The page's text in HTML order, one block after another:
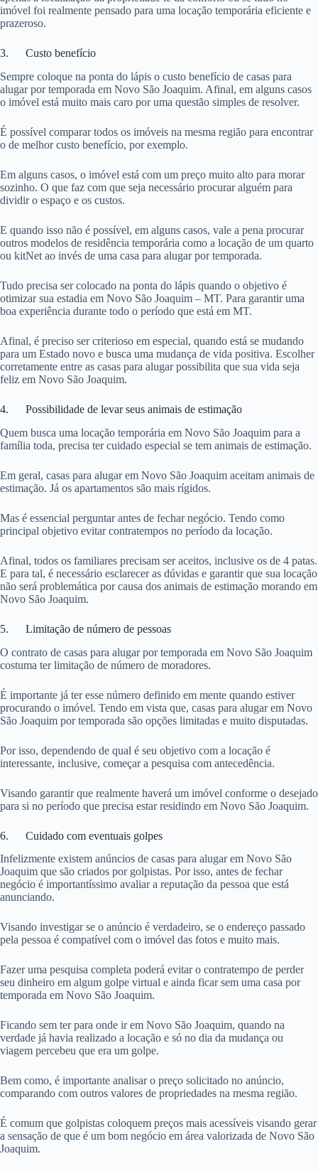
imóvel foi realmente pensado para uma locação temporária eficiente e
prazeroso.
3. Custo benefício
Sempre coloque na ponta do lápis o custo benefício de casas para
alugar por temporada em Novo São Joaquim. Afinal, em alguns casos
o imóvel está muito mais caro por uma questão simples de resolver.
É possível comparar todos os imóveis na mesma região para encontrar
o de melhor custo benefício, por exemplo.
Em alguns casos, o imóvel está com um preço muito alto para morar
sozinho. O que faz com que seja necessário procurar alguém para
dividir o espaço e os custos.
E quando isso não é possível, em alguns casos, vale a pena procurar
outros modelos de residência temporária como a locação de um quarto
ou kitNet ao invés de uma casa para alugar por temporada.
Tudo precisa ser colocado na ponta do lápis quando o objetivo é
otimizar sua estadia em Novo São Joaquim – MT. Para garantir uma
boa experiência durante todo o período que está em MT.
Afinal, é preciso ser criterioso em especial, quando está se mudando
para um Estado novo e busca uma mudança de vida positiva. Escolher
corretamente entre as casas para alugar possibilita que sua vida seja
feliz em Novo São Joaquim.
4. Possibilidade de levar seus animais de estimação
Quem busca uma locação temporária em Novo São Joaquim para a
família toda, precisa ter cuidado especial se tem animais de estimação.
Em geral, casas para alugar em Novo São Joaquim aceitam animais de
estimação. Já os apartamentos são mais rígidos.
Mas é essencial perguntar antes de fechar negócio. Tendo como
principal objetivo evitar contratempos no período da locação.
Afinal, todos os familiares precisam ser aceitos, inclusive os de 4 patas.
E para tal, é necessário esclarecer as dúvidas e garantir que sua locação
não será problemática por causa dos animais de estimação morando em
Novo São Joaquim.
5. Limitação de número de pessoas
O contrato de casas para alugar por temporada em Novo São Joaquim
costuma ter limitação de número de moradores.
É importante já ter esse número definido em mente quando estiver
procurando o imóvel. Tendo em vista que, casas para alugar em Novo
São Joaquim por temporada são opções limitadas e muito disputadas.
Por isso, dependendo de qual é seu objetivo com a locação é
interessante, inclusive, começar a pesquisa com antecedência.
Visando garantir que realmente haverá um imóvel conforme o desejado
para si no período que precisa estar residindo em Novo São Joaquim.
6. Cuidado com eventuais golpes
Infelizmente existem anúncios de casas para alugar em Novo São
Joaquim que são criados por golpistas. Por isso, antes de fechar
negócio é importantíssimo avaliar a reputação da pessoa que está
anunciando.
Visando investigar se o anúncio é verdadeiro, se o endereço passado
pela pessoa é compatível com o imóvel das fotos e muito mais.
Fazer uma pesquisa completa poderá evitar o contratempo de perder
seu dinheiro em algum golpe virtual e ainda ficar sem uma casa por
temporada em Novo São Joaquim.
Ficando sem ter para onde ir em Novo São Joaquim, quando na
verdade já havia realizado a locação e só no dia da mudança ou
viagem percebeu que era um golpe.
Bem como, é importante analisar o preço solicitado no anúncio,
comparando com outros valores de propriedades na mesma região.
É comum que golpistas coloquem preços mais acessíveis visando gerar
a sensação de que é um bom negócio em área valorizada de Novo São
Joaquim.